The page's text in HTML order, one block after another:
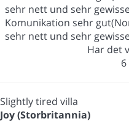
sehr nett und sehr
Komunikation sehr
sehr nett und sehr
Har det
Slightly tired villa
Joy (Storbritannia)